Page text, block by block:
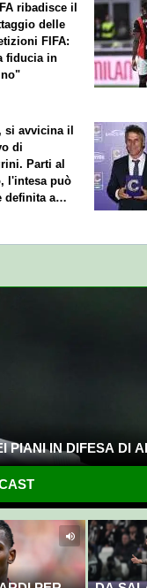
ribadisce il
delle
FIFA:
fiducia in
si avvicina il
di
Parti al
l'intesa può
definita a
PIANI IN DIFESA DI